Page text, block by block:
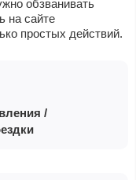
обзванивать
на сайте
простых действий.
/